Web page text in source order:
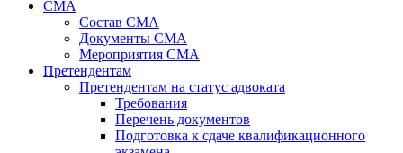
СМА
Состав СМА
Документы СМА
Мероприятия СМА
Претендентам
Претендентам на статус адвоката
Требования
Перечень документов
Подготовка к сдаче квалификационного